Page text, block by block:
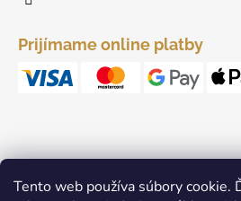
Tento web používa súbory cookie.
Prijímame online platby